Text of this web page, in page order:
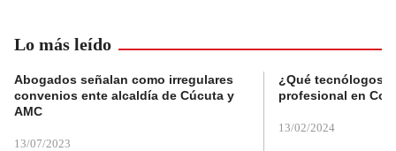
Lo más leído
Abogados señalan como irregulares
convenios ente alcaldía de Cúcuta y
AMC
13/07/2023
¿Qué tecnólogos
profesional en
13/02/2024